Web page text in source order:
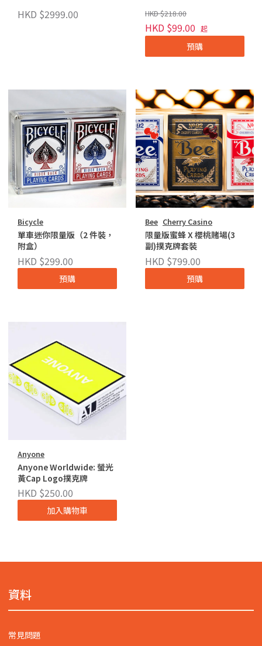
HKD $2999.00 HKD $218.00
HKD $99.00 起
預購
Bicycle
單車迷你限量版（2 件裝，
附盒）
HKD $299.00
預購
Bee Cherry Casino
限量版蜜蜂 X 櫻桃賭場(3
副)撲克牌套裝
HKD $799.00
預購
Anyone
Anyone Worldwide: 螢光
黃Cap Logo撲克牌
HKD $250.00
加入購物車
資料
常見問題